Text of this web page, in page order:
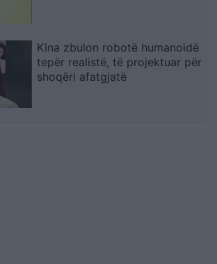
Kina zbulon robotë humanoidë
tepër realistë, të projektuar për
shoqëri afatgjatë